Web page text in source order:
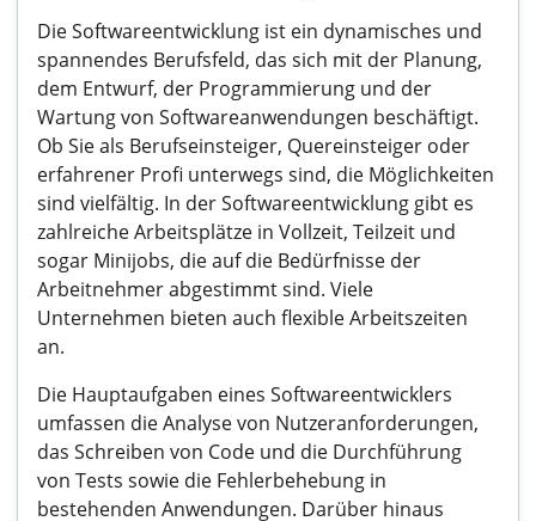
Die Softwareentwicklung ist ein dynamisches und
spannendes Berufsfeld, das sich mit der Planung,
dem Entwurf, der Programmierung und der
Wartung von Softwareanwendungen beschäftigt.
Ob Sie als Berufseinsteiger, Quereinsteiger oder
erfahrener Profi unterwegs sind, die Möglichkeiten
sind vielfältig. In der Softwareentwicklung gibt es
zahlreiche Arbeitsplätze in Vollzeit, Teilzeit und
sogar Minijobs, die auf die Bedürfnisse der
Arbeitnehmer abgestimmt sind. Viele
Unternehmen bieten auch flexible Arbeitszeiten
an.
Die Hauptaufgaben eines Softwareentwicklers
umfassen die Analyse von Nutzeranforderungen,
das Schreiben von Code und die Durchführung
von Tests sowie die Fehlerbehebung in
bestehenden Anwendungen. Darüber hinaus